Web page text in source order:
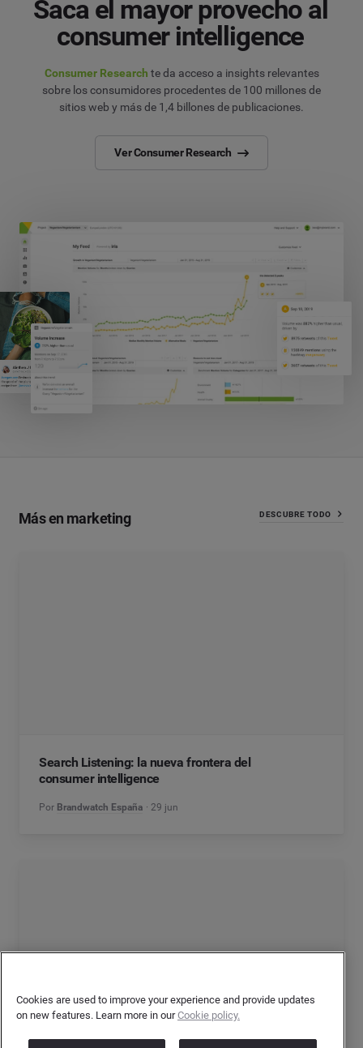
Saca el mayor provecho al
consumer intelligence
Consumer Research te da acceso a insights relevantes
sobre los consumidores procedentes de 100 millones de
sitios web y más de 1,4 billones de publicaciones.
Ver Consumer Research
Más en marketing DESCUBRE TODO
Search Listening: la nueva frontera del
consumer intelligence
Por Brandwatch España 29 jun
Cookies are used to improve your experience and provide updates
on new features. Learn more in ourCookie policy.